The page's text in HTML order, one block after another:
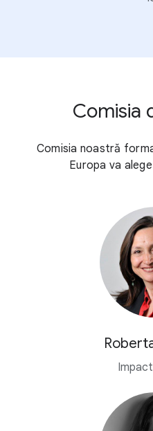
Comisia
Comisia noastră
Europa va